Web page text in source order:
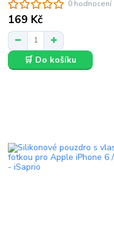
0 hodnocení
169 Kč
🛒 Do košíku